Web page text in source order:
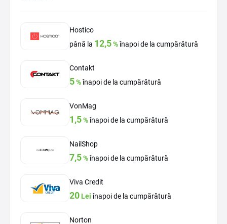
Hostico
până la 12,5%înapoi de la cumpărătură
Contakt
5%înapoi de la cumpărătură
VonMag
1,5%înapoi de la cumpărătură
NailShop
7,5%înapoi de la cumpărătură
Viva Credit
20 Lei înapoi de la cumpărătură
Norton